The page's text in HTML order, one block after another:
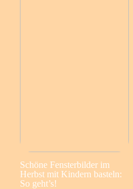
Schöne Fensterbilder im
Herbst mit Kindern basteln:
So geht’s!